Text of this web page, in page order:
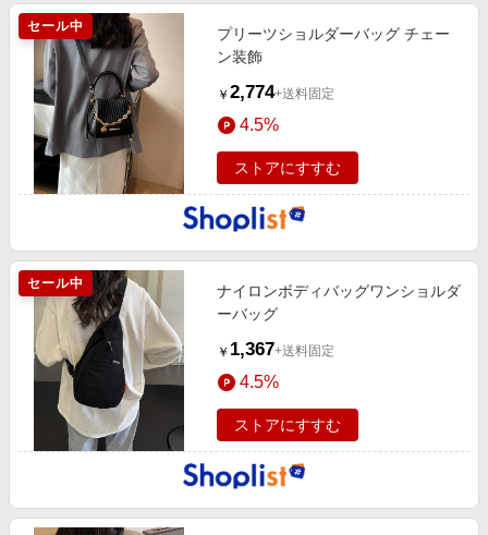
セール中
プリーツショルダーバッグ チェー
ン装飾
￥ 2,774+送料固定
4.5%
ストアにすすむ
セール中
ナイロンボディバッグワンショルダ
ーバッグ
￥ 1,367+送料固定
4.5%
ストアにすすむ